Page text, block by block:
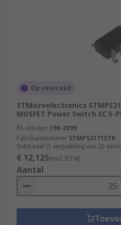
Op voorraad
STMicroelectronics
MOSFET Power Switch IC 5-
RS-stocknr. 196-2099
Fabrikantnummer STMPS2171STR
Subtotaal (1 verpakking van 25
€ 12,125(excl. BTW)
Aantal